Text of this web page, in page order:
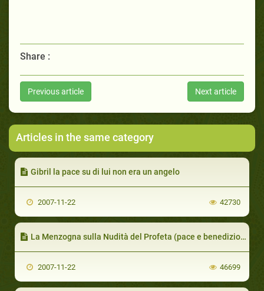
Share :
Previous article Next article
Articles in the same category
Gibril la pace su di lui non era un angelo
2007-11-22 42730
La Menzogna sulla Nudità del Profeta (pace e benedizioni su di lui)
2007-11-22 46699